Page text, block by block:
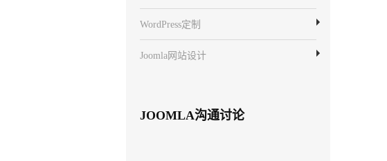
WordPress定制
Joomla网站设计
JOOMLA沟通讨论